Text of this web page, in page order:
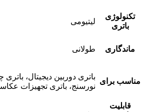
تکنولوژی
باتری
لیتیومی
ماندگاری طولانی
مناسب برای
باتری دوربین دیجیتال،
نورسنج، باتری تجهیزات
قابلیت